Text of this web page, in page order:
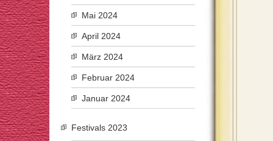
Mai 2024
April 2024
März 2024
Februar 2024
Januar 2024
Festivals 2023